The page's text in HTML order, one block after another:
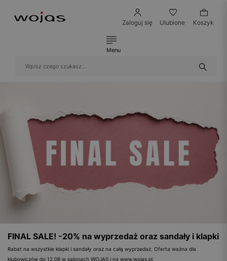
Zaloguj się Ulubione Koszyk
Menu
FINAL SALE! -20% na wyprzedaż oraz sandały i klapki
Rabat na wszystkie klapki i sandały oraz na całą wyprzedaż. Oferta ważna dla
klubowiczów do 12.08 w salonach WOJAS i na www.wojas.pl.